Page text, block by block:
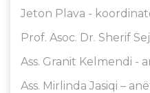
Jeton Plava -
Prof. Asoc. Dr. Sherif
Ass. Granit Kelmendi -
Ass. Mirlinda Jasiqi –